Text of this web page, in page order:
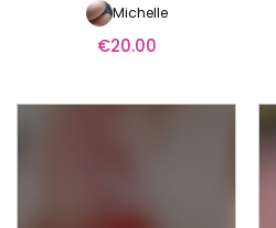
Michelle
€20.00